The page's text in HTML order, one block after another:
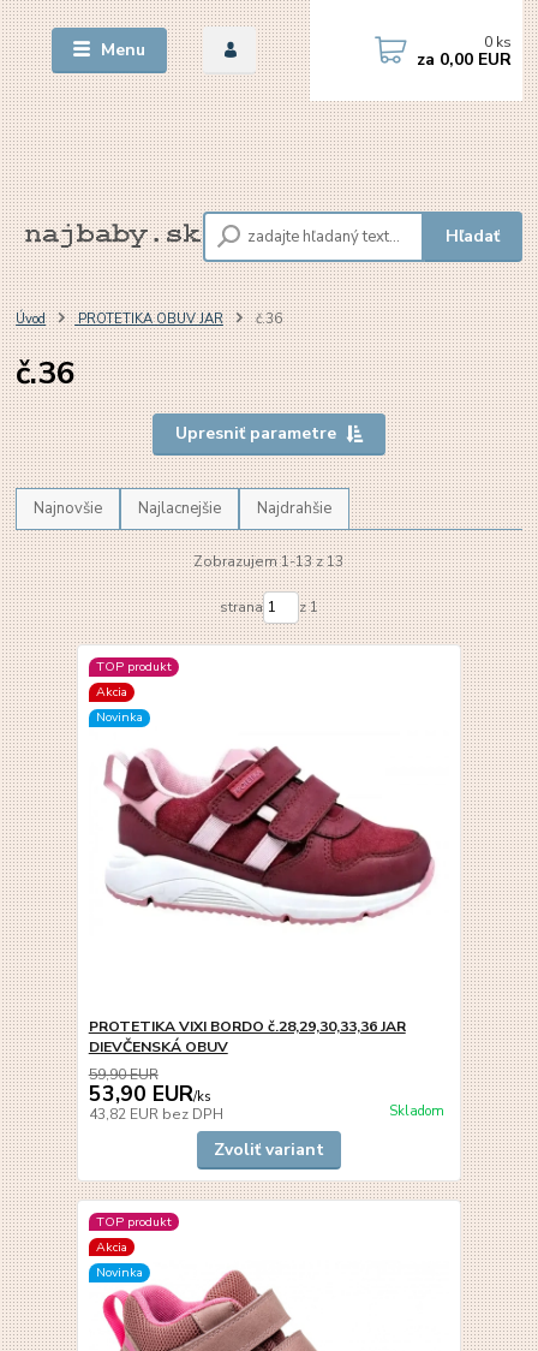
Menu
Hľadať
0 ks
za 0,00 EUR
Úvod PROTETIKA OBUV JAR č.36
č.36
Upresniť parametre
Najnovšie Najlacnejšie Najdrahšie
Zobrazujem 1-13 z 13
strana z 1
TOP produkt
Akcia
Novinka
PROTETIKA VIXI BORDO č.28,29,30,33,36 JAR
DIEVČENSKÁ OBUV
59,90 EUR
53,90 EUR/ks
43,82 EUR bez DPH Skladom
Zvoliť variant
TOP produkt
Akcia
Novinka